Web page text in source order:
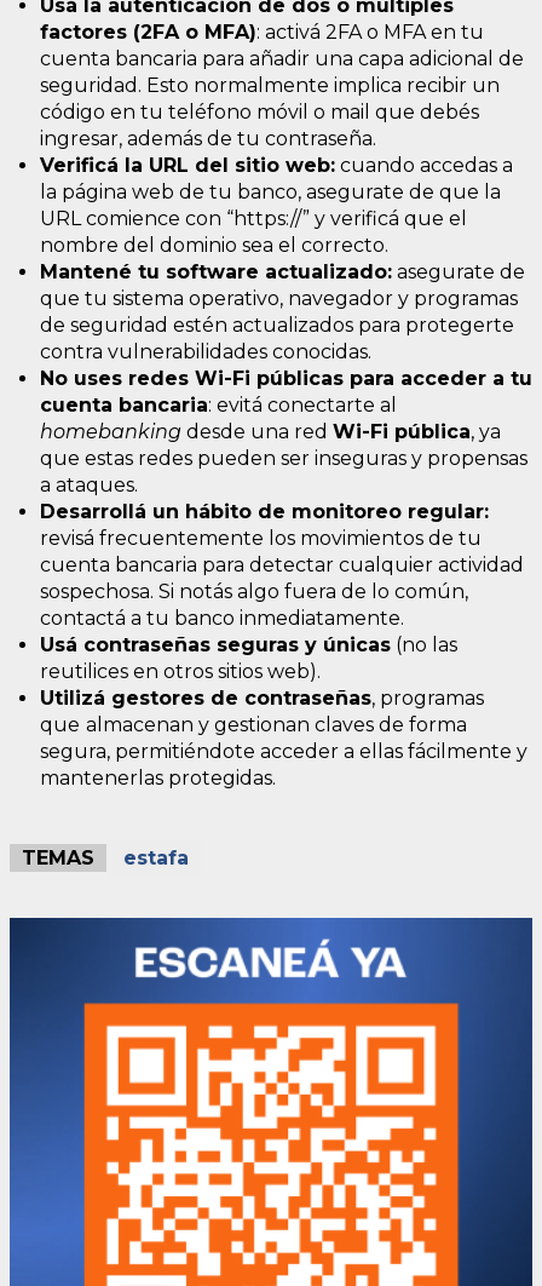
Usá la autenticación de dos o múltiples
factores (2FA o MFA): activá 2FA o MFA en tu
cuenta bancaria para añadir una capa adicional de
seguridad. Esto normalmente implica recibir un
código en tu teléfono móvil o mail que debés
ingresar, además de tu contraseña.
Verificá la URL del sitio web: cuando accedas a
la página web de tu banco, asegurate de que la
URL comience con “https://” y verificá que el
nombre del dominio sea el correcto.
Mantené tu software actualizado: asegurate de
que tu sistema operativo, navegador y programas
de seguridad estén actualizados para protegerte
contra vulnerabilidades conocidas.
No uses redes Wi-Fi públicas para acceder a tu
cuenta bancaria: evitá conectarte al
homebanking desde una red Wi-Fi pública, ya
que estas redes pueden ser inseguras y propensas
a ataques.
Desarrollá un hábito de monitoreo regular:
revisá frecuentemente los movimientos de tu
cuenta bancaria para detectar cualquier actividad
sospechosa. Si notás algo fuera de lo común,
contactá a tu banco inmediatamente.
Usá contraseñas seguras y únicas (no las
reutilices en otros sitios web).
Utilizá gestores de contraseñas, programas
que almacenan y gestionan claves de forma
segura, permitiéndote acceder a ellas fácilmente y
mantenerlas protegidas.
TEMAS estafa